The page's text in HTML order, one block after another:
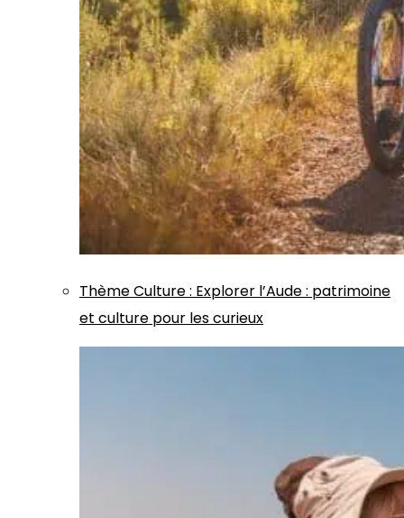
ThèmeCulture: Explorer l’Aude : patrimoine
et culture pour les curieux